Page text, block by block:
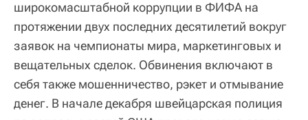
широкомасштабной коррупции в ФИФА на
протяжении двух последних десятилетий вокруг
заявок на чемпионаты мира, маркетинговых и
вещательных сделок. Обвинения включают в
себя также мошенничество, рэкет и отмывание
денег. В начале декабря швейцарская полиция